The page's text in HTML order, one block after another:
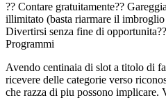
?? Contare gratuitamente??
illimitato (basta riarmare il
Divertirsi senza fine di
Programmi
Avendo centinaia di slot a titolo di
ricevere delle categorie verso
che razza di piu possono implicare.